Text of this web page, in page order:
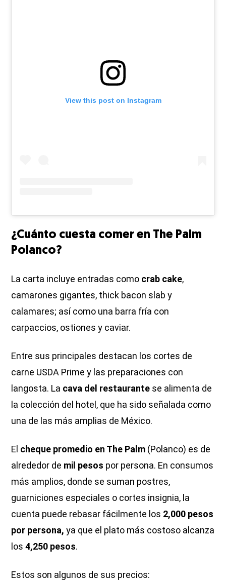
View this post on Instagram
¿Cuánto cuesta comer en The Palm
Polanco?
La carta incluye entradas como crab cake,
camarones gigantes, thick bacon slab y
calamares; así como una barra fría con
carpaccios, ostiones y caviar.
Entre sus principales destacan los cortes de
carne USDA Prime y las preparaciones con
langosta. La cava del restaurante se alimenta de
la colección del hotel, que ha sido señalada como
una de las más amplias de México.
El cheque promedio en The Palm (Polanco) es de
alrededor de mil pesos por persona. En consumos
más amplios, donde se suman postres,
guarniciones especiales o cortes insignia, la
cuenta puede rebasar fácilmente los 2,000 pesos
por persona,ya que el plato más costoso alcanza
los4,250 pesos.
Estos son algunos de sus precios: